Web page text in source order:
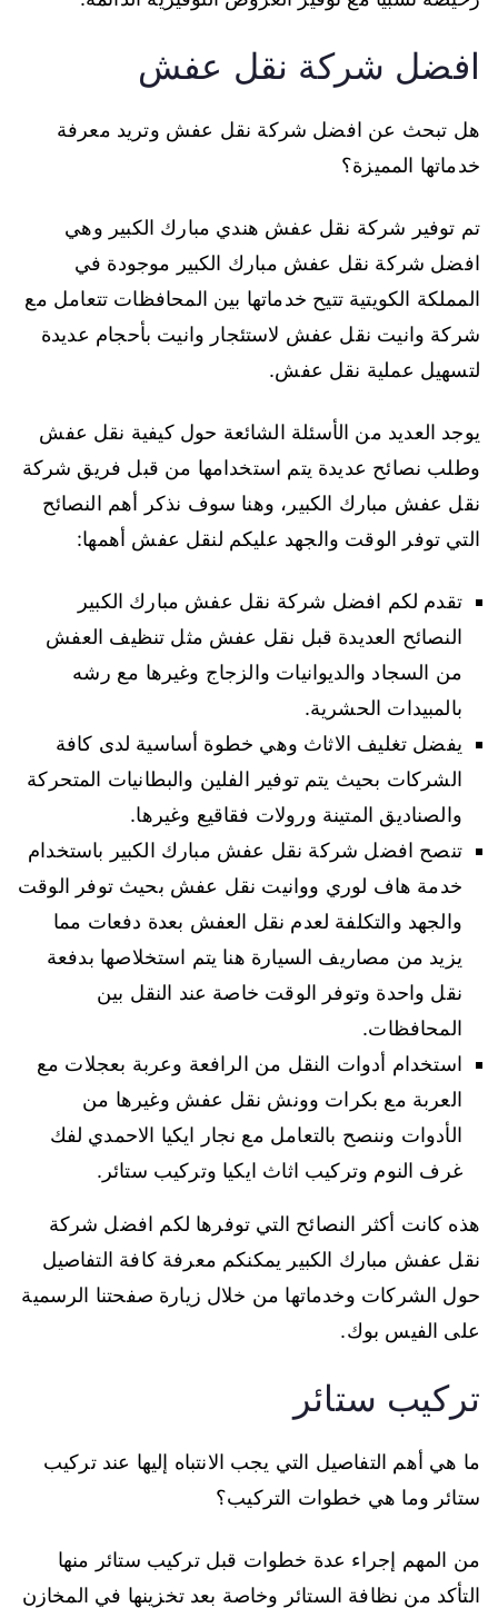
افضل شركة نقل عفش
هل تبحث عن افضل شركة نقل عفش وتريد معرفة
خدماتها المميزة؟
تم توفير شركة نقل عفش هندي مبارك الكبير وهي
افضل شركة نقل عفش مبارك الكبير موجودة في
المملكة الكويتية تتيح خدماتها بين المحافظات تتعامل مع
شركة وانيت نقل عفش لاستئجار وانيت بأحجام عديدة
لتسهيل عملية نقل عفش.
يوجد العديد من الأسئلة الشائعة حول كيفية نقل عفش
وطلب نصائح عديدة يتم استخدامها من قبل فريق شركة
نقل عفش مبارك الكبير، وهنا سوف نذكر أهم النصائح
التي توفر الوقت والجهد عليكم لنقل عفش أهمها:
تقدم لكم افضل شركة نقل عفش مبارك الكبير
النصائح العديدة قبل نقل عفش مثل تنظيف العفش
من السجاد والديوانيات والزجاج وغيرها مع رشه
بالمبيدات الحشرية.
يفضل تغليف الاثاث وهي خطوة أساسية لدى كافة
الشركات بحيث يتم توفير الفلين والبطانيات المتحركة
والصناديق المتينة ورولات فقاقيع وغيرها.
تنصح افضل شركة نقل عفش مبارك الكبير باستخدام
خدمة هاف لوري ووانيت نقل عفش بحيث توفر الوقت
والجهد والتكلفة لعدم نقل العفش بعدة دفعات مما
يزيد من مصاريف السيارة هنا يتم استخلاصها بدفعة
نقل واحدة وتوفر الوقت خاصة عند النقل بين
المحافظات.
استخدام أدوات النقل من الرافعة وعربة بعجلات مع
العربة مع بكرات وونش نقل عفش وغيرها من
الأدوات وننصح بالتعامل مع نجار ايكيا الاحمدي لفك
غرف النوم وتركيب اثاث ايكيا وتركيب ستائر.
هذه كانت أكثر النصائح التي توفرها لكم افضل شركة
نقل عفش مبارك الكبير يمكنكم معرفة كافة التفاصيل
حول الشركات وخدماتها من خلال زيارة صفحتنا الرسمية
على الفيس بوك.
تركيب ستائر
ما هي أهم التفاصيل التي يجب الانتباه إليها عند تركيب
ستائر وما هي خطوات التركيب؟
من المهم إجراء عدة خطوات قبل تركيب ستائر منها
التأكد من نظافة الستائر وخاصة بعد تخزينها في المخازن